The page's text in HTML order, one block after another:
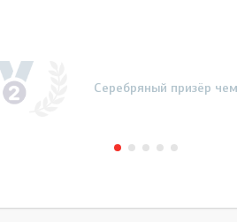
Серебряный призёр